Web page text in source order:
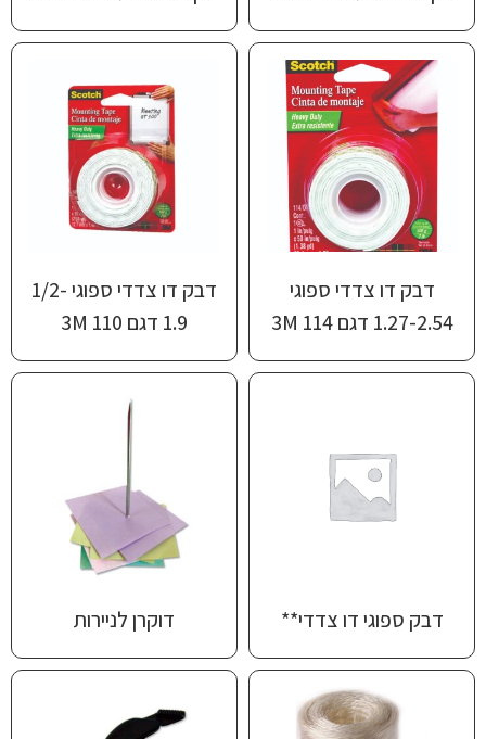
דבק דו צדדי ספוגי
1.27-2.54 דגם 114 3M
דבק דו צדדי ספוגי 1/2-
1.9 דגם 110 3M
דבק ספוגי דו צדדי** דוקרן לניירות